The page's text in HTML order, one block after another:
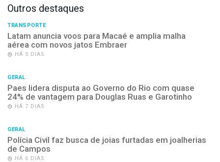
Outros destaques
TRANSPORTE
Latam anuncia voos para Macaé e amplia malha
aérea com novos jatos Embraer
HÁ 5 DIAS
GERAL
Paes lidera disputa ao Governo do Rio com quase
24% de vantagem para Douglas Ruas e Garotinho
HÁ 7 DIAS
GERAL
Polícia Civil faz busca de joias furtadas em joalherias
de Campos
HÁ 6 DIAS